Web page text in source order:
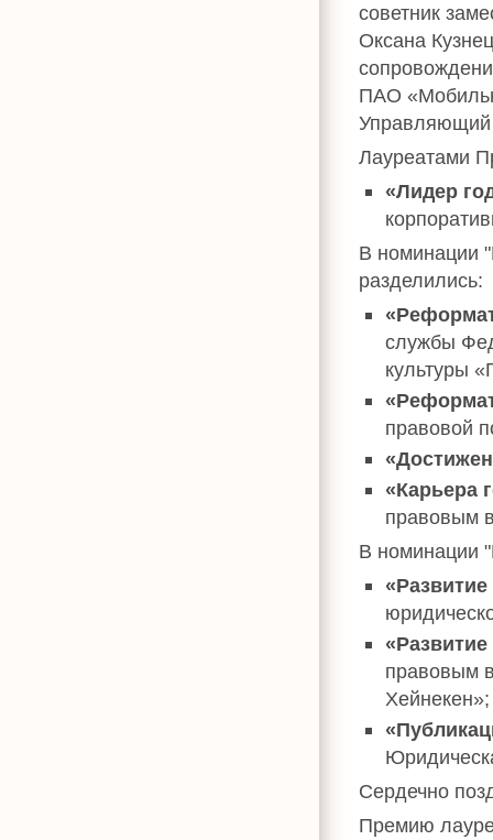
советник
Оксана
ПАО
Управляющий
Лауреатами
«Лидер
В номинации
разделились:
службы
культуры
правовой
«Карьера
правовым
В номинации
правовым
Хейнекен»;
Сердечно
Премию